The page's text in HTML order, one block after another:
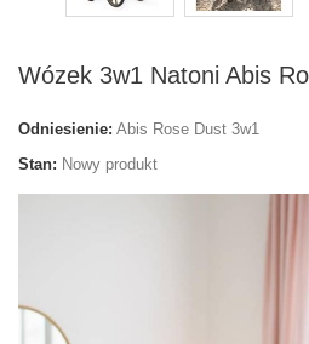
Wózek 3w1 Natoni Abis
Odniesienie: Abis Rose Dust 3w1
Stan: Nowy produkt